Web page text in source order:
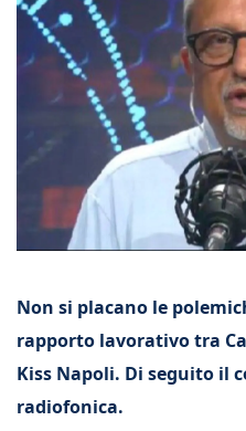
Non si placano le
rapporto lavorativo tra
Kiss Napoli. Di seguito il
radiofonica.